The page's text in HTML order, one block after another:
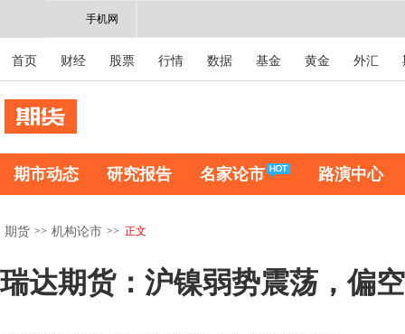
手机网
首页 财经 股票 行情 数据 基金 黄金 外汇
期市动态 研究报告 名家论市 路演中心
期货 >> 机构论市 >> 正文
瑞达期货：沪镍弱势震荡，偏